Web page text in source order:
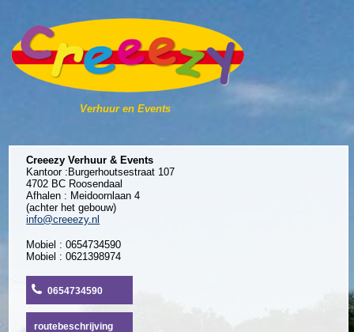
Verhuur en Events
Creeezy Verhuur & Events
Kantoor :Burgerhoutsestraat 107
4702 BC Roosendaal
Afhalen : Meidoornlaan 4
(achter het gebouw)
info@creeezy.nl
Mobiel : 0654734590
Mobiel : 0621398974
0654734590
routebeschrijving